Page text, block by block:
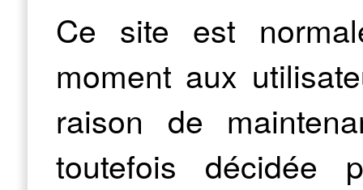
Ce site est
moment aux
raison de
toutefois décidée